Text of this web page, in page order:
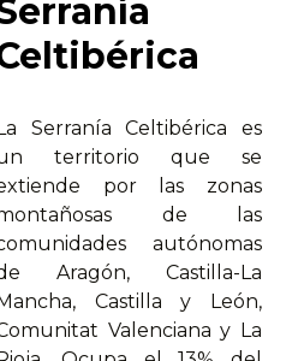
Serranía Celtibérica es
territorio que se
por las zonas
de las
autónomas
Aragón, Castilla-La
Castilla y León,
Valenciana y La